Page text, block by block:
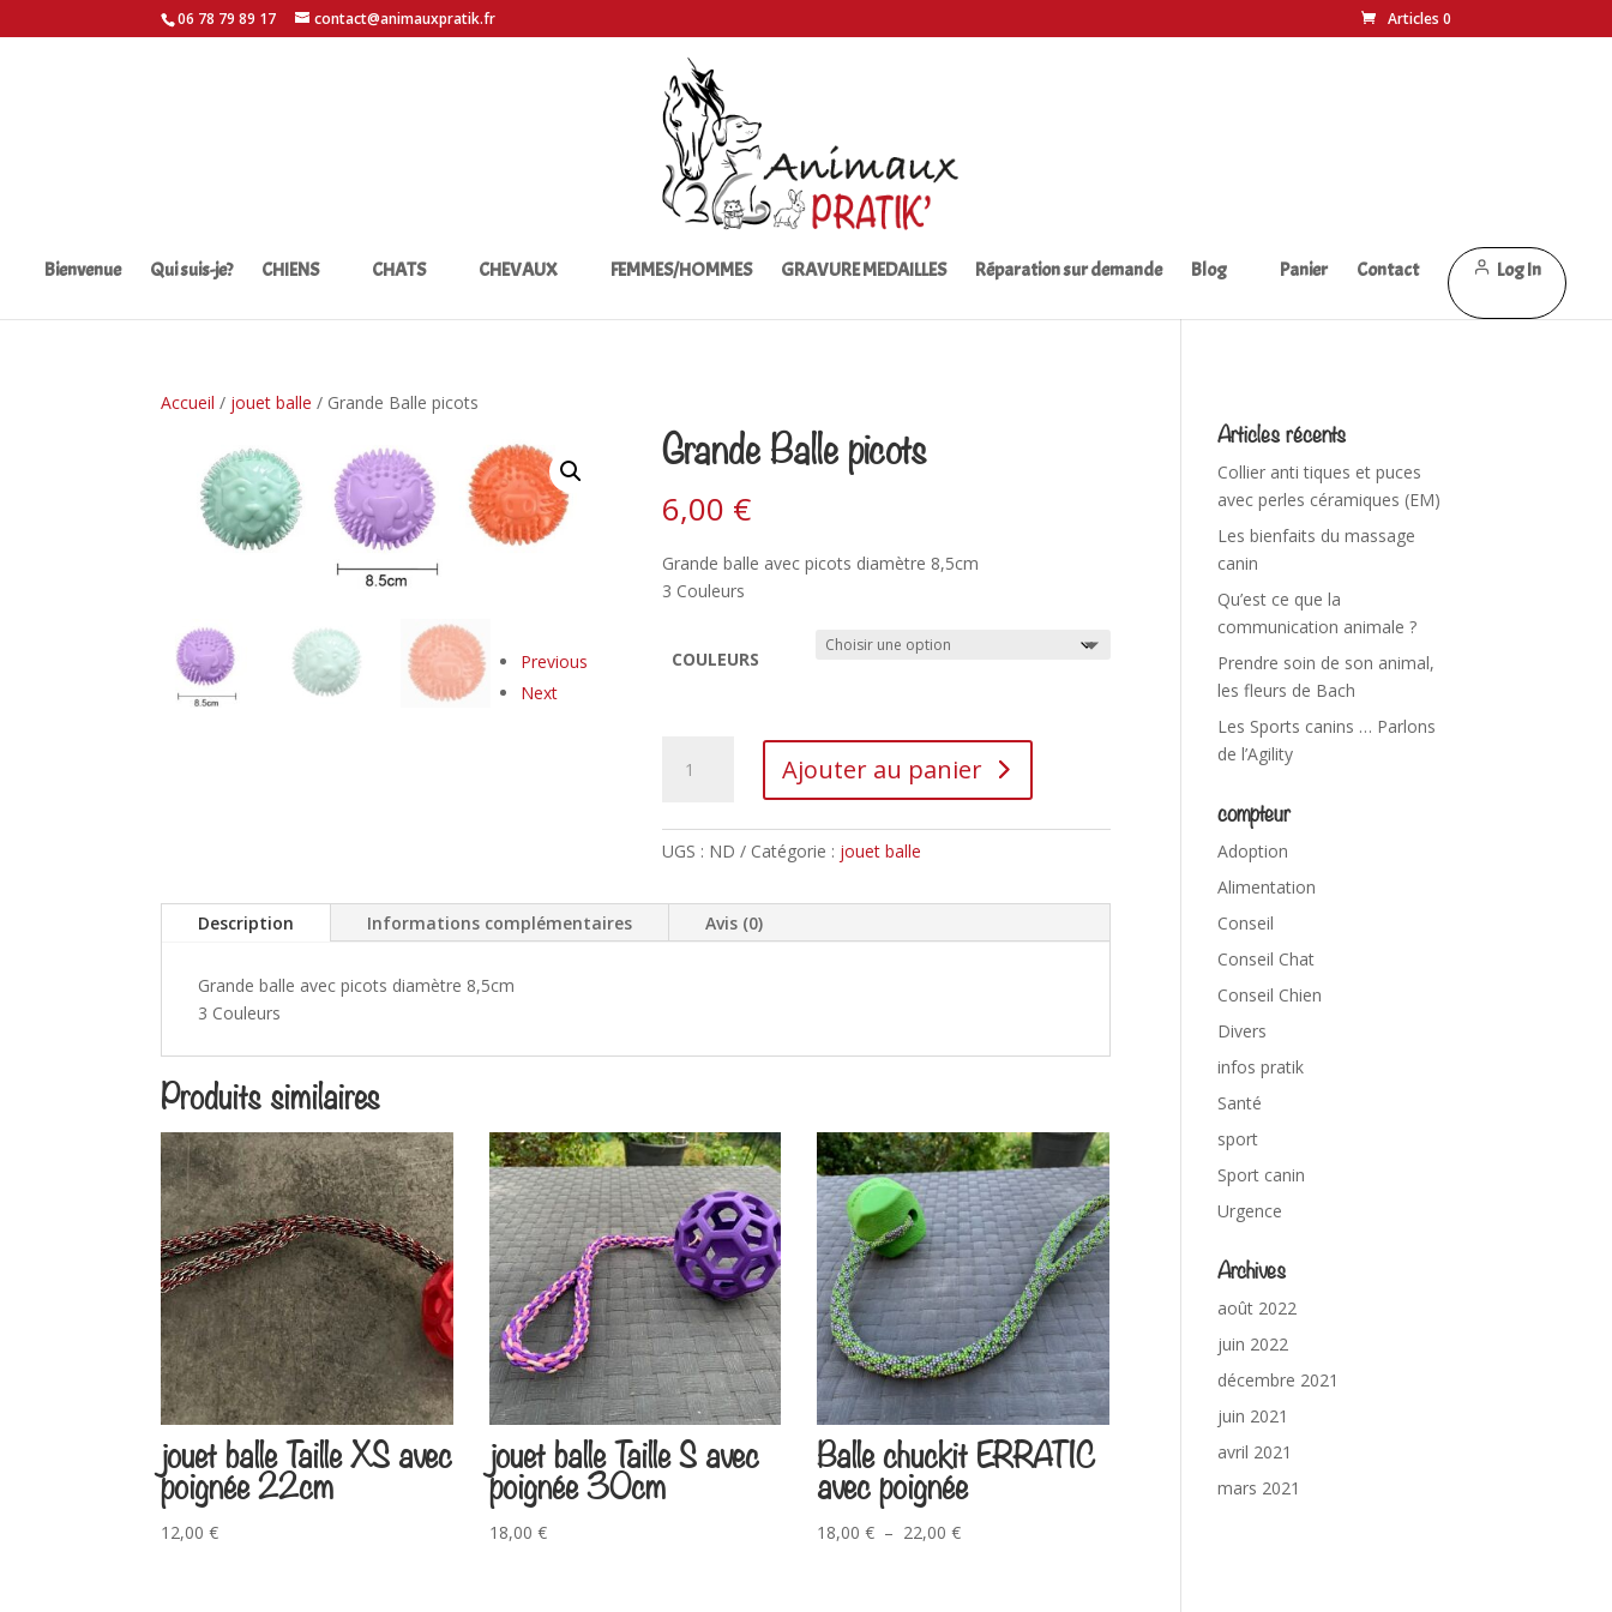
06 78 79 89 17 contact@animauxpratik.fr Articles 0
Bienvenue Qui suis-je? CHIENS CHATS CHEVAUX FEMMES/HOMMES GRAVURE MEDAILLES Réparation sur demande Blog Panier Contact Log In
Accueil / jouet balle / Grande Balle picots
Previous
Next
Grande Balle picots
6,00 €
Grande balle avec picots diamètre 8,5cm
3 Couleurs
COULEURS
Ajouter au panier
UGS : ND Catégorie : jouet balle
Description Informations complémentaires Avis (0)
Grande balle avec picots diamètre 8,5cm
3 Couleurs
Produits similaires
jouet balle Taille XS avec
poignée 22cm
12,00€
jouet balle Taille S avec
poignée 30cm
18,00 €
Balle chuckit ERRATIC
avec poignée
18,00€ – 22,00€
Articles récents
Collier anti tiques et puces
avec perles céramiques (EM)
Les bienfaits du massage
canin
Qu’est ce que la
communication animale ?
Prendre soin de son animal,
les fleurs de Bach
Les Sports canins … Parlons
de l’Agility
compteur
Adoption
Alimentation
Conseil
Conseil Chat
Conseil Chien
Divers
infos pratik
Santé
sport
Sport canin
Urgence
Archives
août 2022
juin 2022
décembre 2021
juin 2021
avril 2021
mars 2021